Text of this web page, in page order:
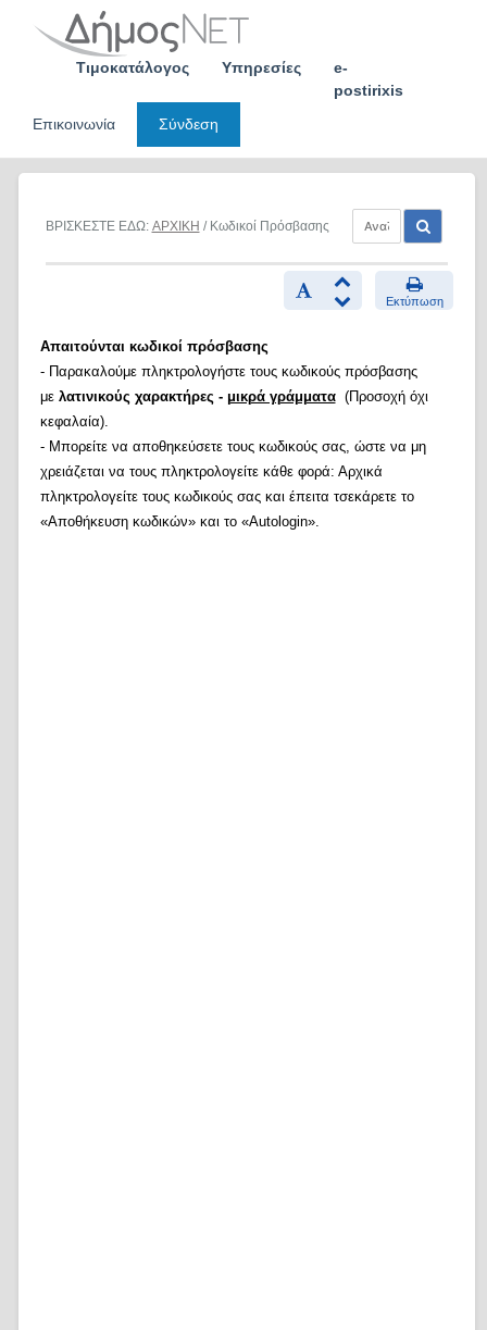
Τιμοκατάλογος Υπηρεσίες
e-
postirixis
Επικοινωνία
Σύνδεση
ΒΡΙΣΚΕΣΤΕ ΕΔΩ: ΑΡΧΙΚΗ / Κωδικοί Πρόσβασης
Εκτύπωση
Απαιτούνται κωδικοί πρόσβασης
- Παρακαλούμε πληκτρολογήστε τους κωδικούς πρόσβασης
με λατινικούς χαρακτήρες - μικρά γράμματα(Προσοχή όχι
κεφαλαία).
- Μπορείτε να αποθηκεύσετε τους κωδικούς σας, ώστε να μη
χρειάζεται να τους πληκτρολογείτε κάθε φορά: Αρχικά
πληκτρολογείτε τους κωδικούς σας και έπειτα τσεκάρετε το
«Αποθήκευση κωδικών» και το «Autologin».